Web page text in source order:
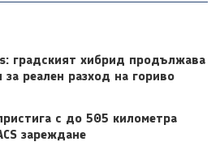
градският хибрид продължава
за реален разход на гориво
с до 505 километра
зареждане